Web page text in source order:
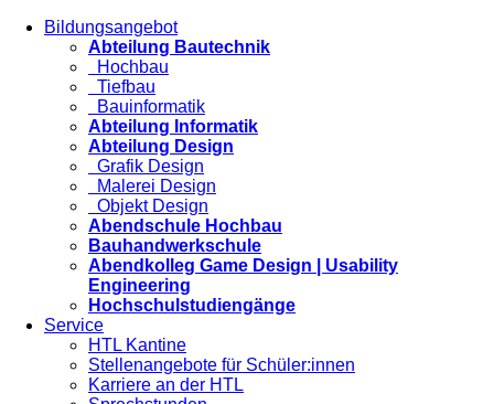
Bildungsangebot
Abteilung Bautechnik
Hochbau
Tiefbau
Bauinformatik
Abteilung Informatik
Abteilung Design
Grafik Design
Malerei Design
Objekt Design
Abendschule Hochbau
Bauhandwerkschule
Abendkolleg Game Design | Usability
Engineering
Hochschulstudiengänge
Service
HTL Kantine
Stellenangebote für Schüler:innen
Karriere an der HTL